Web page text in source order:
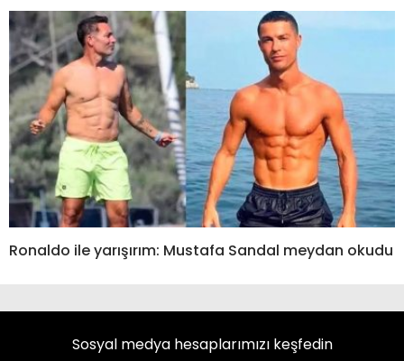
Ronaldo ile yarışırım: Mustafa Sandal meydan okudu
Sosyal medya hesaplarımızı keşfedin